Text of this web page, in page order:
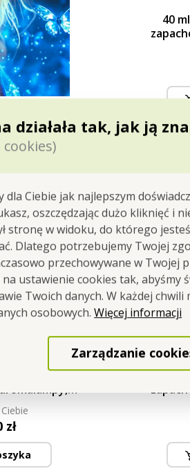
działała tak, jak ją
dla Ciebie jak najlepszym
oszczędzając dużo kliknięć i
stronę w widoku, do którego
Dlatego potrzebujemy Twojej
przechowywane w Twojej
na ustawienie cookies tak, abyśmy
Twoich danych. W każdej
osobowych.Więcej informacji
Zarządzanie
40
eko-wosk
PARFUMIA®
zł
40